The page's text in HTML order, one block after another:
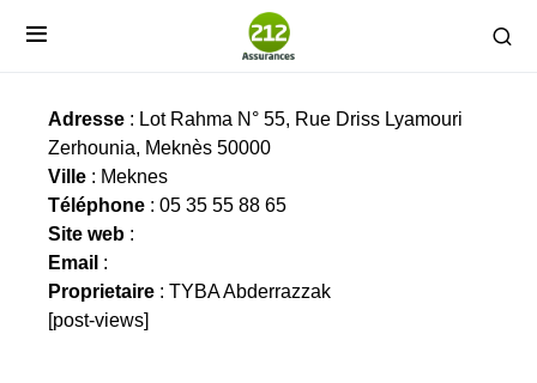
ASSURANCES ZERHOUNIA
Adresse : Lot Rahma N° 55, Rue Driss Lyamouri
Zerhounia, Meknès 50000
Ville : Meknes
Téléphone : 05 35 55 88 65
Site web :
Email :
Proprietaire : TYBA Abderrazzak
[post-views]